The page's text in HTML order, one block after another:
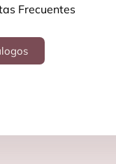
Frecuentes